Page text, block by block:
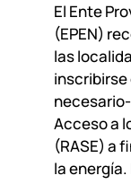
El Ente
(EPEN)
las
inscribirse
Acceso a
(RASE) a
la energía.